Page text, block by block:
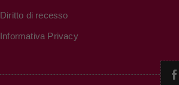
Diritto di recesso
Informativa Privacy